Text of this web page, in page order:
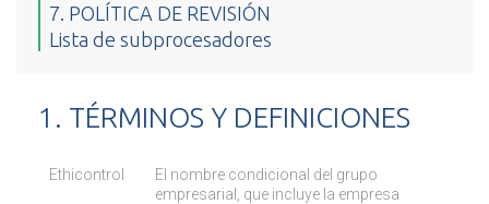
empresarial
4.1.2. Información sobre los candidatos al
4.1.4 Información sobre los visitantes del
7. POLÍTICA DE REVISIÓN
Lista de subprocesadores
1. TÉRMINOS Y DEFINICIONES
Ethicontrol
El nombre condicional del grupo
empresarial, que incluye la empresa